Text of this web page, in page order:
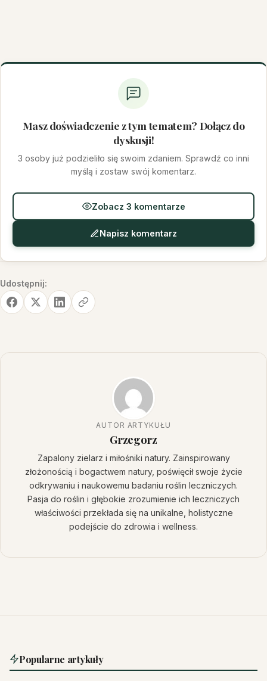
Masz doświadczenie z tym tematem? Dołącz do
dyskusji!
3 osoby już podzieliło się swoim zdaniem. Sprawdź co inni
myślą i zostaw swój komentarz.
Zobacz 3 komentarze
Napisz komentarz
Udostępnij:
AUTOR ARTYKUŁU
Grzegorz
Zapalony zielarz i miłośniki natury. Zainspirowany
złożonością i bogactwem natury, poświęcił swoje życie
odkrywaniu i naukowemu badaniu roślin leczniczych.
Pasja do roślin i głębokie zrozumienie ich leczniczych
właściwości przekłada się na unikalne, holistyczne
podejście do zdrowia i wellness.
Popularne artykuły